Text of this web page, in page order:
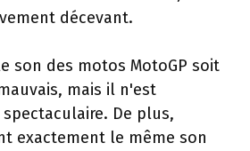
décevant.
son des motos MotoGP soit
mais il n'est
De plus,
exactement le même son